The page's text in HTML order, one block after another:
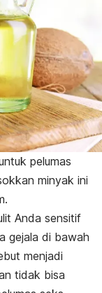
pelumas
minyak ini
Anda sensitif
gejala di bawah
menjadi
tidak bisa